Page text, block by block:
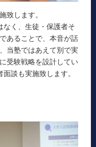
致します。
なく、生徒・保護者そ
あることで、本音が話
当塾ではあえて別で実
受験戦略を設計してい
談も実施致します。